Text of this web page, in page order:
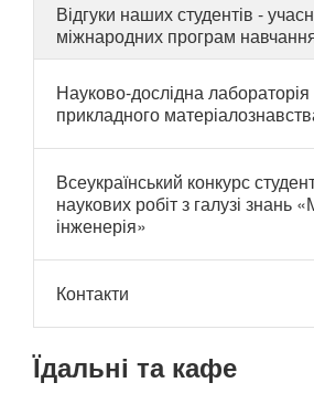
Відгуки наших студентів -
міжнародних програм
Науково-дослідна лабораторія
прикладного
Всеукраїнський конкурс
наукових робіт з галузі знань
інженерія»
Контакти
Їдальні та кафе